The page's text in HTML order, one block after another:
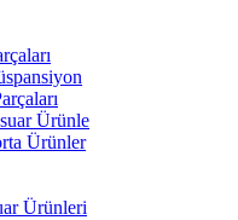
Ürünle
Ürünler
Ürünleri